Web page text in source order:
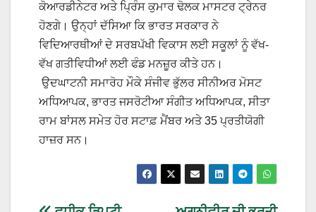
ਕੋਆਰਡੀਨੇਟਰ ਅਤੇ ਪ੍ਰਿੰਸ ਕੁਮਾਰ ਢੋਲਕ ਮਾਸਟਰ ਟ੍ਰੇਨਰ
ਹੋਣਗੇ। ਉਨ੍ਹਾਂ ਦੱਸਿਆ ਕਿ ਭਾਰਤ ਸਰਕਾਰ ਨੇ
ਵਿਦਿਆਰਥੀਆਂ ਦੇ ਸਰਬਪੱਖੀ ਵਿਕਾਸ ਲਈ ਸਕੂਲਾਂ ਨੂੰ ਵੱਖ-
ਵੱਖ ਗਤੀਵਿਧੀਆਂ ਲਈ ਫੰਡ ਮਨਜ਼ੂਰ ਕੀਤੇ ਹਨ।
ਉਦਘਾਟਨੀ ਸਮਾਰੋਹ ਮੌਕੇ ਸੰਜੀਵ ਭੁੱਲਰ ਸੀਨੀਅਰ ਮੋਸਟ
ਅਧਿਆਪਕ, ਭਾਰਤ ਜਸਰੋਟੀਆ ਸੰਗੀਤ ਅਧਿਆਪਕ, ਸੀਤਾ
ਰਾਮ ਬਾਂਸਲ ਸਮੇਤ ਹੋਰ ਸਟਾਫ਼ ਮੈਂਬਰ ਅਤੇ 35 ਪ੍ਰਤੀਯੋਗੀ
ਹਾਜ਼ਰ ਸਨ।